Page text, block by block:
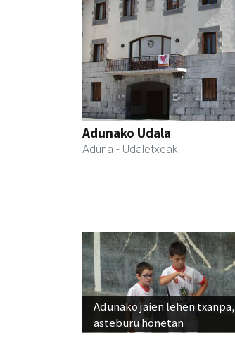
Adunako Udala
Aduna - Udaletxeak
Adunako jaien lehen txanpa,
asteburu honetan